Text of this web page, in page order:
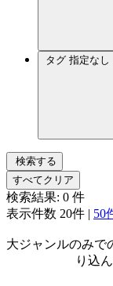
タグ 指定なし
検索する
すべてクリア
検索結果: 0 件
表示件数 20件 | 50
大ジャンルのみで
り込